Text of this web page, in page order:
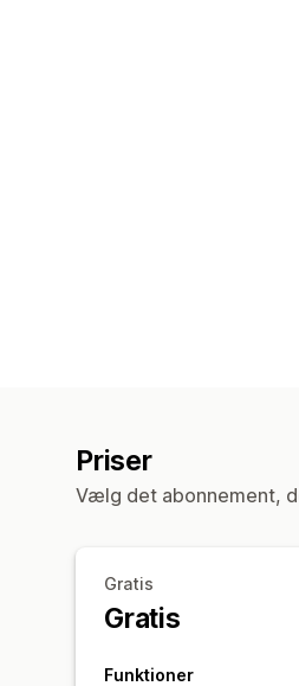
Priser
Vælg det abonnement,
Gratis
Gratis
Funktioner